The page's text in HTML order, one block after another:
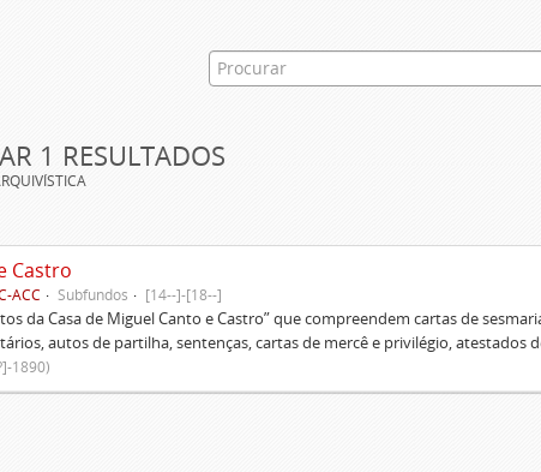
1 RESULTADOS
Castro
ACC Subfundos [14--]-[18--]
da Casa de Miguel Canto e Castro” que compreendem cartas de
autos de partilha, sentenças, cartas de mercê e privilégio, atestados
1890)